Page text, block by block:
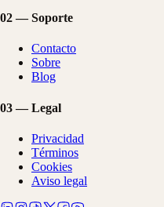
02— Soporte
Contacto
Sobre
Blog
03— Legal
Privacidad
Términos
Cookies
Aviso legal